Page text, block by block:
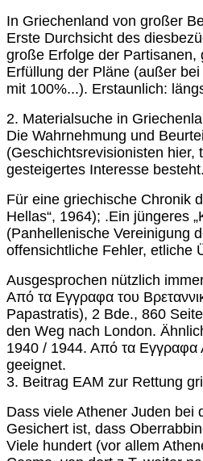
In Griechenland von großer
Erste Durchsicht des
große Erfolge der Partisanen,
Erfüllung der Pläne (außer
mit 100%...). Erstaunlich:
2. Materialsuche in
Die Wahrnehmung und
(Geschichtsrevisionisten
gesteigertes Interesse besteht.
Für eine griechische Chronik
Hellas“, 1964); .Ein jüngeres
(Panhellenische Vereinigung
offensichtliche Fehler, etliche
Ausgesprochen nützlich
Από τα Εγγραφα του
Papastratis), 2 Bde., 860
den Weg nach London.
1940 / 1944. Από τα Εγγραφα
geeignet.
3. Beitrag EAM zur Rettung
Dass viele Athener Juden bei
Gesichert ist, dass
Viele hundert (vor allem